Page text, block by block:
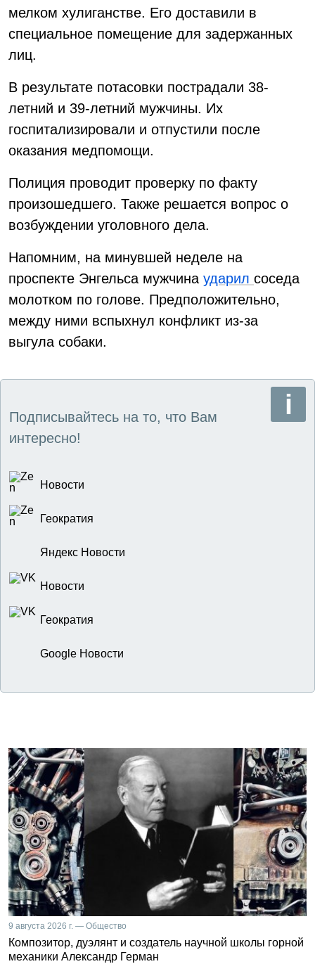
мелком хулиганстве. Его доставили в
специальное помещение для задержанных
лиц.
В результате потасовки пострадали 38-
летний и 39-летний мужчины. Их
госпитализировали и отпустили после
оказания медпомощи.
Полиция проводит проверку по факту
произошедшего. Также решается вопрос о
возбуждении уголовного дела.
Напомним, на минувшей неделе на
проспекте Энгельса мужчина ударил соседа
молотком по голове. Предположительно,
между ними вспыхнул конфликт из-за
выгула собаки.
Подписывайтесь на то, что Вам
интересно!
Новости
Геократия
Яндекс Новости
Новости
Геократия
Google Новости
9 августа 2026 г. — Общество
Композитор, дуэлянт и создатель научной школы горной
механики Александр Герман